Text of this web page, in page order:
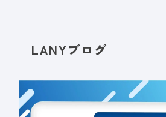
LANYブログ